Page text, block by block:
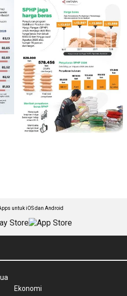
untuk iOS dan Android
Ekonomi